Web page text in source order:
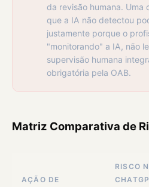
da revisão humana. Uma
que a IA não detectou
justamente porque o
"monitorando" a IA, não
supervisão humana
obrigatória pela OAB.
Matriz Comparativa de
AÇÃO DE
RISCO